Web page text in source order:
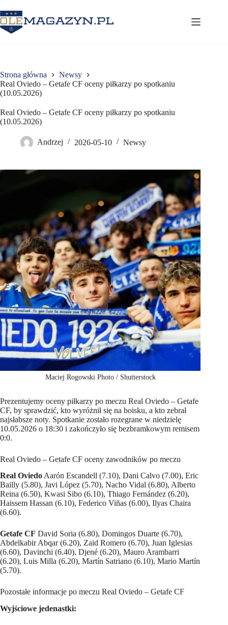
do
treści
Strona główna
Newsy
Real Oviedo – Getafe CF oceny piłkarzy po spotkaniu
(10.05.2026)
Real Oviedo – Getafe CF oceny piłkarzy po spotkaniu
(10.05.2026)
Andrzej 2026-05-10 Newsy
Maciej Rogowski Photo / Shutterstock
Prezentujemy oceny piłkarzy po meczu Real Oviedo – Getafe
CF, by sprawdzić, kto wyróżnił się na boisku, a kto zebrał
najsłabsze noty. Spotkanie zostało rozegrane w niedzielę
10.05.2026 o 18:30 i zakończyło się bezbramkowym remisem
0:0.
Real Oviedo – Getafe CF oceny zawodników po meczu
Real Oviedo Aarón Escandell (7.10), Dani Calvo (7.00), Eric
Bailly (5.80), Javi López (5.70), Nacho Vidal (6.80), Alberto
Reina (6.50), Kwasi Sibo (6.10), Thiago Fernández (6.20),
Haissem Hassan (6.10), Federico Viñas (6.00), Ilyas Chaira
(6.60).
Getafe CF David Soria (6.80), Domingos Duarte (6.70),
Abdelkabir Abqar (6.20), Zaid Romero (6.70), Juan Iglesias
(6.60), Davinchi (6.40), Djené (6.20), Mauro Arambarri
(6.20), Luis Milla (6.20), Martín Satriano (6.10), Mario Martín
(5.70).
Pozostałe informacje po meczu Real Oviedo – Getafe CF
Wyjściowe jedenastki: